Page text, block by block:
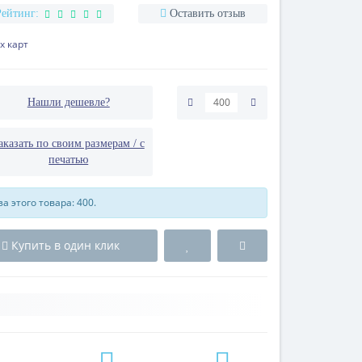
Оставить отзыв
карт
Нашли дешевле?
по своим размерам / с
печатью
этого товара: 400.
Купить в один клик